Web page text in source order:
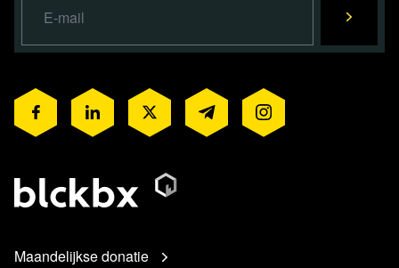
Relevante achtergrondinformatie en
bronnen
Rectificatie blckbxRectificatie van juridische
onjuistheden (blckbx today #141 van 20 februari 2023)
getroffen door krachtige beving
Artikel Trouwik-ben-voor-sancties-maar-wie-wil-winnen-
Twitter @hogrbeSooner or later there will be a ~M 7.5
Maandelijkse donatie